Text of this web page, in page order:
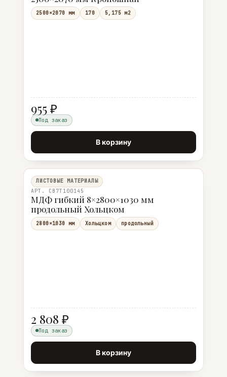
2500×2070 мм 170 5,175 м2
955 ₽
Под заказ
В корзину
ЛИСТОВЫЕ МАТЕРИАЛЫ
АРТ. CB7T100145
МДФ гибкий 8×2800×1030 мм
продольный Хольцком
2800×1030 мм Хольцком продольный
2 808 ₽
Под заказ
В корзину